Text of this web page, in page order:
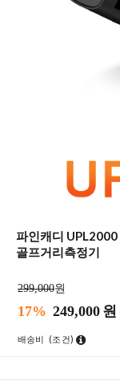
파인캐디 UPL2000
골프거리측정기
299,000원
17% 249,000 원
배송비 (조건)